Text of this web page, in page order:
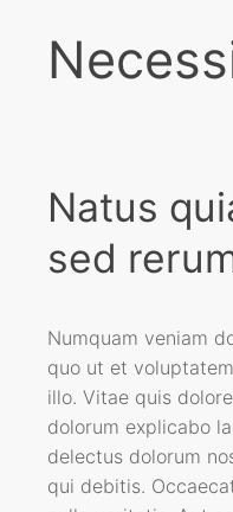
Natus
sed
Numquam veniam
quo ut et
illo. Vitae quis
dolorum explicabo
delectus dolorum
qui debitis.